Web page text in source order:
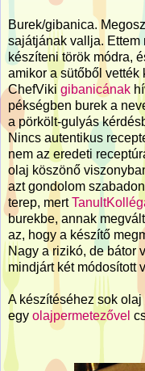
Burek/gibanica.
sajátjának vallja. Ettem
készíteni török módra,
amikor a sütőből vették
ChefViki gibanicának
pékségben burek a
a pörkölt-gulyás
Nincs autentikus
nem az eredeti
olaj köszönő
azt gondolom
terep, mert
burekbe, annak
az, hogy a készítő
Nagy a rizikó, de bátor
mindjárt két módosított
A készítéséhez sok
egy olajpermetezővel